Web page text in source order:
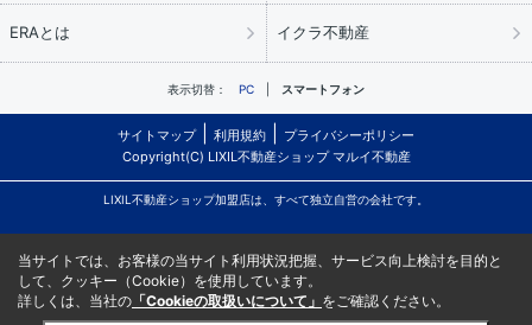
ERAとは イクラ不動産
表示切替： PC スマートフォン
サイトマップ 利用規約
プライバシーポリシー
Copyright(C) LIXIL不動産ショップ マルイ不動産
LIXIL不動産ショップ加盟店は、すべて独立自営の会社です。
当サイトでは、お客様の当サイト利用状況把握、サービス向上検討を目的と
して、クッキー（Cookie）を使用しています。
詳しくは、当社の 「Cookieの取扱いについて」 をご確認ください。